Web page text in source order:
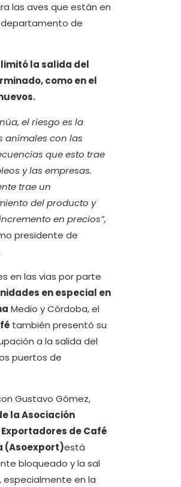
las aves que están en
departamento de
la salida del
como en el
el riesgo es la
animales con las
que esto trae
y las empresas.
trae un
del producto y
en precios”,
presidente de
en las vias por parte
en especial en
Medio y Córdoba, el
también presentó su
a la salida del
puertos de
Gustavo Gómez,
la Asociación
de Café
(Asoexport)está
bloqueado y la sal
especialmente en la